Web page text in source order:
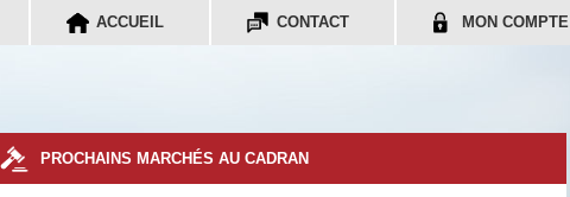
ACCUEIL CONTACT MON COMPTE
PROCHAINS MARCHÉS AU CADRAN